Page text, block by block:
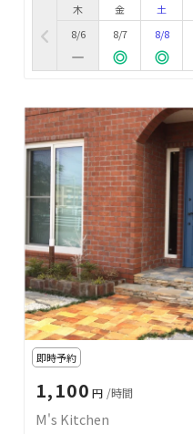
木
8/6
金
8/7
土
8/8
即時予約
1,100 円 /時間
M's Kitchen